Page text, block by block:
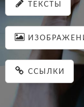
ТЕКСТЫ
ССЫЛКИ